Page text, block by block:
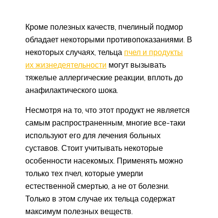
Кроме полезных качеств, пчелиный подмор
обладает некоторыми противопоказаниями. В
некоторых случаях, тельца пчел и продукты
их жизнедеятельности могут вызывать
тяжелые аллергические реакции, вплоть до
анафилактического шока.
Несмотря на то, что этот продукт не является
самым распространенным, многие все-таки
используют его для лечения больных
суставов. Стоит учитывать некоторые
особенности насекомых. Применять можно
только тех пчел, которые умерли
естественной смертью, а не от болезни.
Только в этом случае их тельца содержат
максимум полезных веществ.